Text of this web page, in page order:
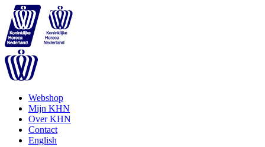
Webshop
Mijn KHN
Over KHN
Contact
English